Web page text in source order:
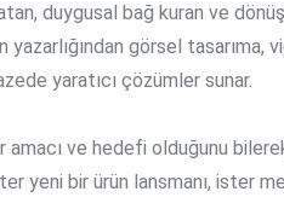
duygusal bağ kuran ve
görsel tasarıma,
yaratıcı çözümler sunar.
amacı ve hedefi olduğunu
yeni bir ürün lansmanı, ister